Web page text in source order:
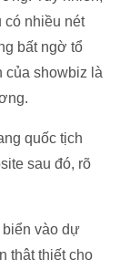
có nhiều nét
bất ngờ tổ
của showbiz là
quốc tịch
sau đó, rõ
vào dự
thât thiết cho